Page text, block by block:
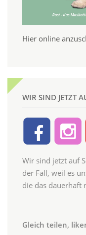
Hier online
WIR SIND JETZT
Wir sind jetzt auf
der Fall, weil es
die das dauerhaft
Gleich teilen,